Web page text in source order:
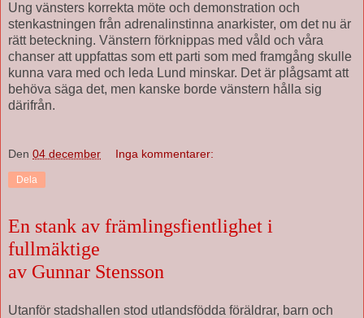
Ung vänsters korrekta möte och demonstration och
stenkastningen från adrenalinstinna anarkister, om det nu är
rätt beteckning. Vänstern förknippas med våld och våra
chanser att uppfattas som ett parti som med framgång skulle
kunna vara med och leda Lund minskar. Det är plågsamt att
behöva säga det, men kanske borde vänstern hålla sig
därifrån.
Den 04 december Inga kommentarer:
Dela
En stank av främlingsfientlighet i
fullmäktige
av Gunnar Stensson
Utanför stadshallen stod utlandsfödda föräldrar, barn och